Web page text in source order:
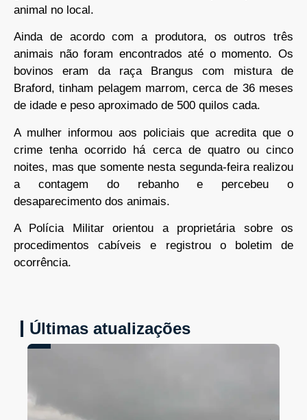
animal no local.
Ainda de acordo com a produtora, os outros três
animais não foram encontrados até o momento. Os
bovinos eram da raça Brangus com mistura de
Braford, tinham pelagem marrom, cerca de 36 meses
de idade e peso aproximado de 500 quilos cada.
A mulher informou aos policiais que acredita que o
crime tenha ocorrido há cerca de quatro ou cinco
noites, mas que somente nesta segunda-feira realizou
a contagem do rebanho e percebeu o
desaparecimento dos animais.
A Polícia Militar orientou a proprietária sobre os
procedimentos cabíveis e registrou o boletim de
ocorrência.
Últimas atualizações